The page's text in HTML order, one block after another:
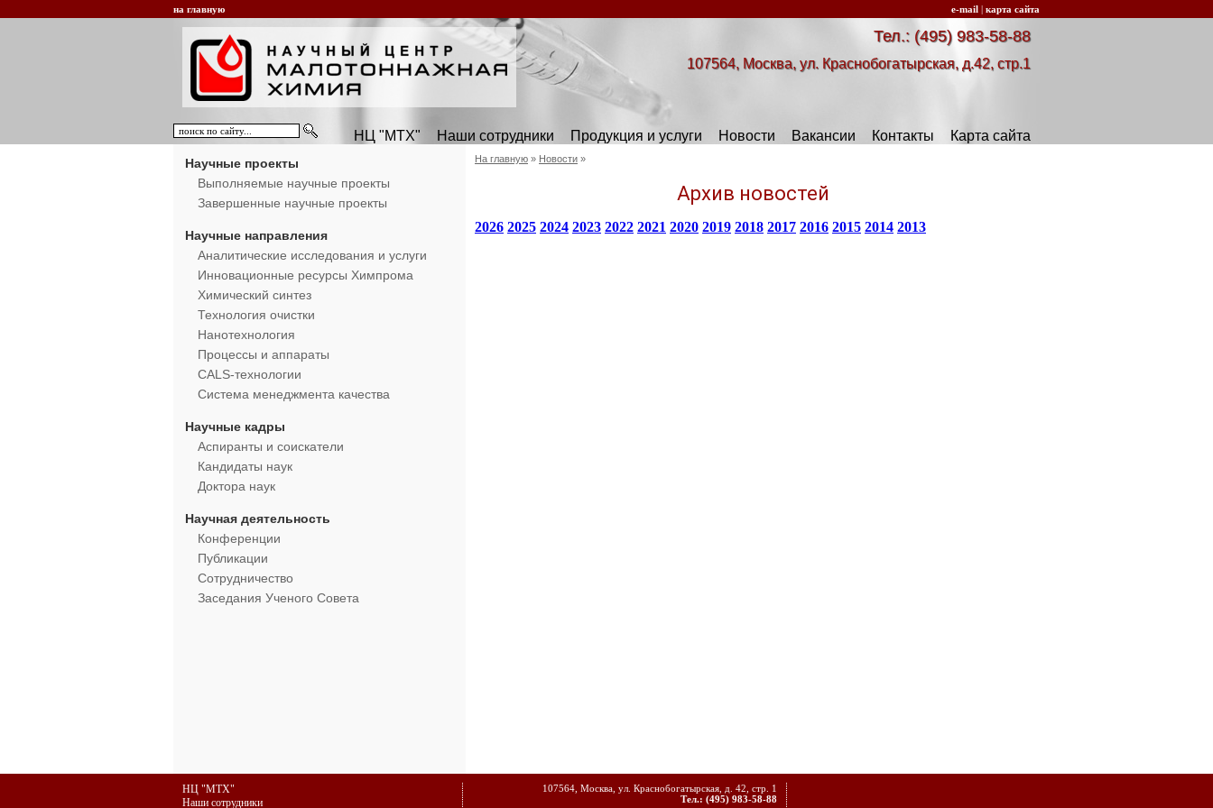
на главную e-mail | карта сайта
Тел.: (495) 983-58-88
107564, Москва, ул. Краснобогатырская, д.42, стр.1
НЦ "МТХ" Наши сотрудники Продукция и услуги Новости Вакансии Контакты Карта сайта
Научные проекты
Выполняемые научные проекты
Завершенные научные проекты
Научные направления
Аналитические исследования и услуги
Инновационные ресурсы Химпрома
Химический синтез
Технология очистки
Нанотехнология
Процессы и аппараты
CALS-технологии
Система менеджмента качества
Научные кадры
Аспиранты и соискатели
Кандидаты наук
Доктора наук
Научная деятельность
Конференции
Публикации
Сотрудничество
Заседания Ученого Совета
На главную » Новости »
Архив новостей
2026 2025 2024 2023 2022 2021 2020 2019 2018 2017 2016 2015 2014 2013
НЦ "МТХ"
Наши сотрудники
107564, Москва, ул. Краснобогатырская, д. 42, стр. 1
Тел.: (495) 983-58-88